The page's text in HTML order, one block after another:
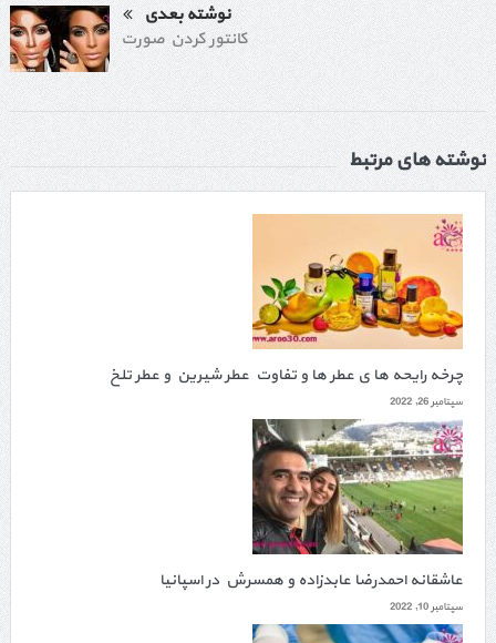
نوشته بعدی
کانتور کردن صورت
نوشته های مرتبط
چرخه رایحه ها ی عطر ها و تفاوت عطر شیرین و عطر تلخ
سپتامبر 26, 2022
عاشقانه احمدرضا عابدزاده و همسرش در اسپانیا
سپتامبر 10, 2022